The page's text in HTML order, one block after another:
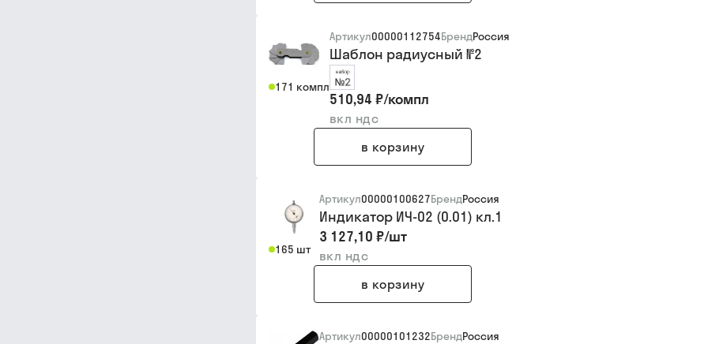
171 компл
Артикул00000112754БрендРоссия
Шаблон радиусный №2
510,94 ₽/компл
вкл ндс
в корзину
165 шт
Артикул00000100627БрендРоссия
Индикатор ИЧ-02 (0.01) кл.1
3 127,10 ₽/шт
вкл ндс
в корзину
Артикул00000101232БрендРоссия